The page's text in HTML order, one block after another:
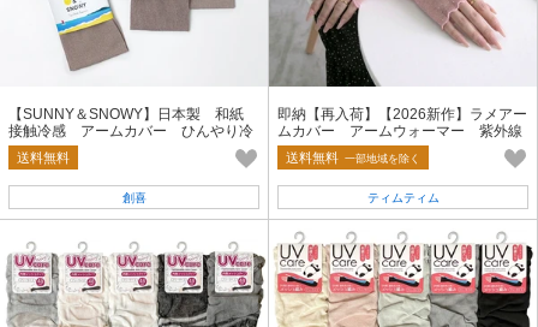
【SUNNY＆SNOWY】日本製 和紙
接触冷感 アームカバー ひんやり冷
感 紫外線対策 バイカラー
送料無料
創喜
即納【再入荷】【2026新作】ラメアー
ムカバー アームウォーマー 紫外線
対策 グリッター シアー 夏小物
送料無料 一部地域を除く
ティムティム